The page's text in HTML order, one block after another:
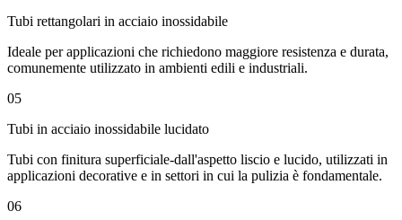
Tubi rettangolari in acciaio inossidabile
Ideale per applicazioni che richiedono maggiore resistenza e durata,
comunemente utilizzato in ambienti edili e industriali.
05
Tubi in acciaio inossidabile lucidato
Tubi con finitura superficiale-dall'aspetto liscio e lucido, utilizzati in
applicazioni decorative e in settori in cui la pulizia è fondamentale.
06